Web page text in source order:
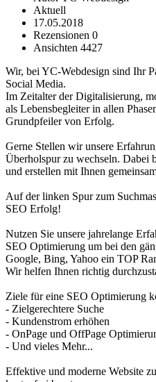
Aktuell
17.05.2018
Rezensionen 0
Ansichten 4427
Wir, bei YC-Webdesign sind Ihr
Social Media.
Im Zeitalter der Digitalisierung,
als Lebensbegleiter in allen
Grundpfeiler von Erfolg.
Gerne Stellen wir unsere
Überholspur zu wechseln. Dabei
und erstellen mit Ihnen
Auf der linken Spur zum
SEO Erfolg!
Nutzen Sie unsere jahrelange
SEO Optimierung um bei den
Google, Bing, Yahoo ein TOP
Wir helfen Ihnen richtig
Ziele für eine SEO Optimierung
- Zielgerechtere Suche
- Kundenstrom erhöhen
- OnPage und OffPage
- Und vieles Mehr...
Effektive und moderne Website